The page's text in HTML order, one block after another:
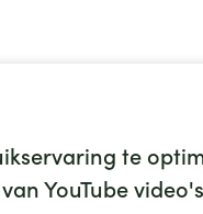
te
YouTube